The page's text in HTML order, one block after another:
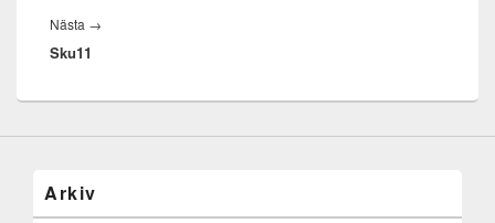
Nästa →
Sku11
Primära
Widget
områdeArkiv